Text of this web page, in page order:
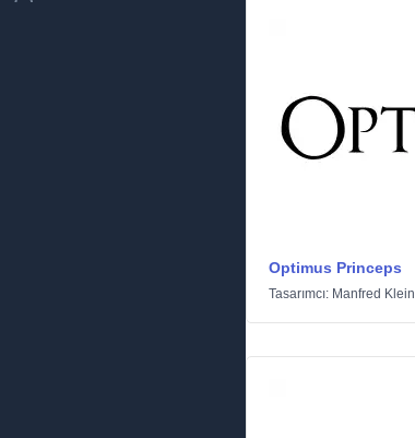
Optimus Princeps
Tasarımcı: Manfred Klein